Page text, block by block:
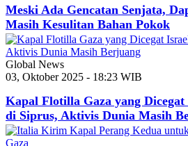
Meski Ada Gencatan Senjata,
Masih Kesulitan Bahan Pokok
Global News
03, Oktober 2025 - 18:23 WIB
Kapal Flotilla Gaza yang
di Siprus, Aktivis Dunia Masih